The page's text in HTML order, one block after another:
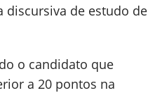
discursiva de estudo de
o candidato que
a 20 pontos na